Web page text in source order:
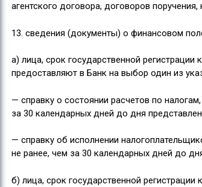
агентского договора, договоров
13. сведения (документы) о финансовом
а) лица, срок государственной
предоставляют в Банк на выбор один из
— справку о состоянии расчетов по
за 30 календарных дней до дня
— справку об исполнении
не ранее, чем за 30 календарных дней до
б) лица, срок государственной